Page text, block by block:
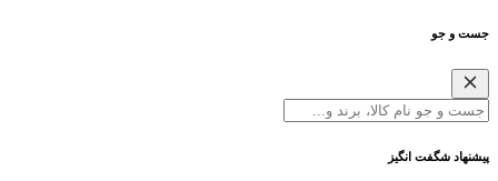
جست و جو
پیشنهاد شگفت انگیز